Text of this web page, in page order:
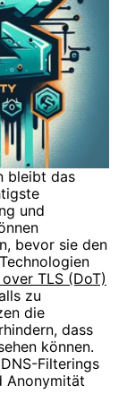
bleibt das
und
bevor sie den
over TLS (DoT)
zu
die
dass
können.
Filterings
Anonymität